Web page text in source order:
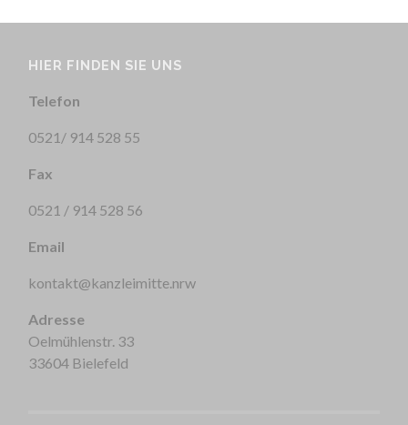
HIER FINDEN SIE UNS
Telefon
0521/ 914 528 55
Fax
0521 / 914 528 56
Email
kontakt@kanzleimitte.nrw
Adresse
Oelmühlenstr. 33
33604 Bielefeld